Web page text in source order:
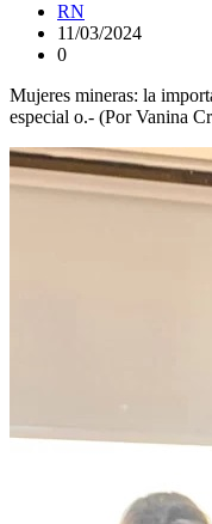
RN
11/03/2024
0
Mujeres mineras: la
especial o.- (Por Vanina